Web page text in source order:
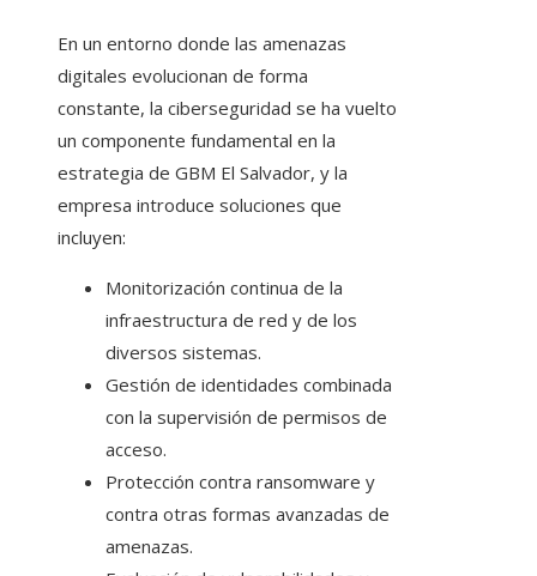
En un entorno donde las amenazas
digitales evolucionan de forma
constante, la ciberseguridad se ha vuelto
un componente fundamental en la
estrategia de GBM El Salvador, y la
empresa introduce soluciones que
incluyen:
Monitorización continua de la
infraestructura de red y de los
diversos sistemas.
Gestión de identidades combinada
con la supervisión de permisos de
acceso.
Protección contra ransomware y
contra otras formas avanzadas de
amenazas.